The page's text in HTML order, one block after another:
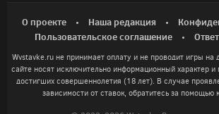
О проекте Наша редакция
Пользовательское соглашение
Wvstavke.ru не принимает оплату и не проводит игры на
сайте носят исключительно информационный характер
достигших совершеннолетия (18 лет). В случае
зависимости от ставок, обратитесь за помощью